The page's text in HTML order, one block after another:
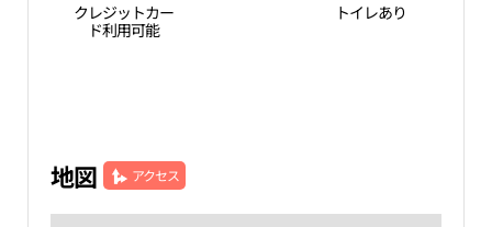
クレジットカー
ド利用可能
トイレあり
地図 アクセス